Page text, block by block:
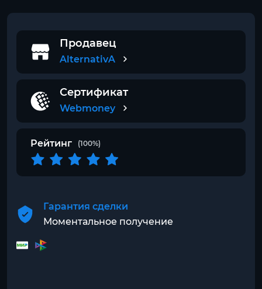
Продавец
AlternativA
Сертификат
Webmoney
Рейтинг (100%)
Гарантия сделки
Моментальное получение